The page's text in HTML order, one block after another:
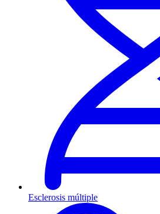
Esclerosis múltiple